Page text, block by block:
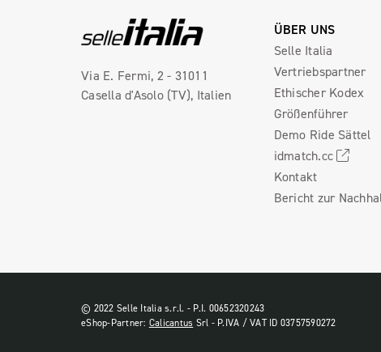
Via E. Fermi, 2 - 31011
Casella d'Asolo (TV), Italien
ÜBER UNS
Selle Italia
Vertriebspartner
Ethischer Kodex
Größenführer
Demo Ride Sättel
idmatch.cc
Kontakt
Bericht zur
© 2022 Selle Italia s.r.l. - P.I. 00652320243
eShop-Partner: Calicantus Srl - P.IVA / VAT ID 03757590272